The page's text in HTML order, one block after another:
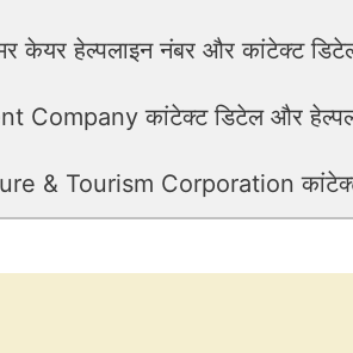
केयर हेल्पलाइन नंबर और कांटेक्ट
Company कांटेक्ट डिटेल और
& Tourism Corporation